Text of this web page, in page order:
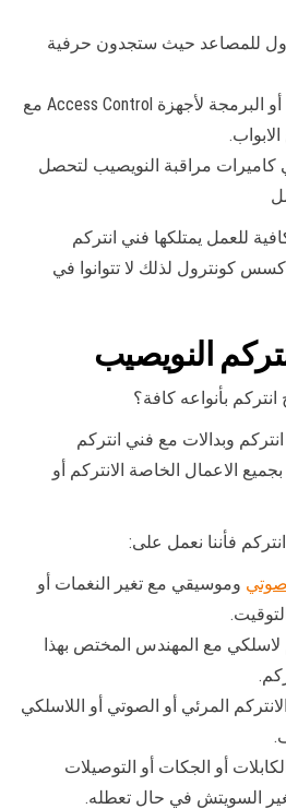
للمصاعد حيث ستجدون حرفية
نقدم اعمال التوصيل أو البرمجة لأجهزة Access Control مع
مراقبة النويصيب لتحصل
للعمل يمتلكها فني انتركم
كونترول لذلك لا تتوانوا في
النويصيب
بأنواعه كافة؟
وبدالات مع فني انتركم
الاعمال الخاصة الانتركم أو
فأننا نعمل على:
صوتي وموسيقي مع تغير النغمات أو
لاسلكي مع المهندس المختص بهذا
المرئي أو الصوتي أو اللاسلكي
أو الجكات أو التوصيلات
السويتش في حال تعطله.